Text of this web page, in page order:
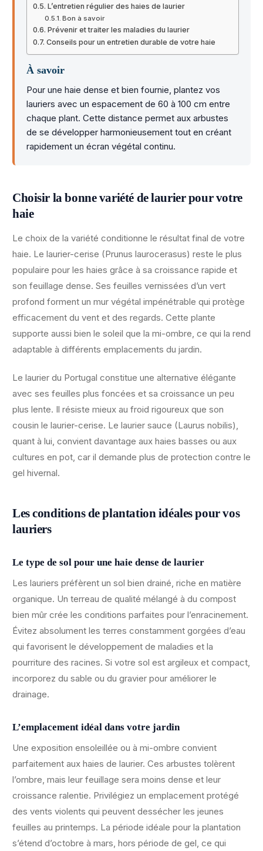
L’entretien régulier des haies de laurier
Bon à savoir
Prévenir et traiter les maladies du laurier
Conseils pour un entretien durable de votre haie
À savoir
Pour une haie dense et bien fournie, plantez vos
lauriers avec un espacement de 60 à 100 cm entre
chaque plant. Cette distance permet aux arbustes
de se développer harmonieusement tout en créant
rapidement un écran végétal continu.
Choisir la bonne variété de laurier pour votre
haie
Le choix de la variété conditionne le résultat final de votre
haie. Le laurier-cerise (Prunus laurocerasus) reste le plus
populaire pour les haies grâce à sa croissance rapide et
son feuillage dense. Ses feuilles vernissées d’un vert
profond forment un mur végétal impénétrable qui protège
efficacement du vent et des regards. Cette plante
supporte aussi bien le soleil que la mi-ombre, ce qui la rend
adaptable à différents emplacements du jardin.
Le laurier du Portugal constitue une alternative élégante
avec ses feuilles plus foncées et sa croissance un peu
plus lente. Il résiste mieux au froid rigoureux que son
cousin le laurier-cerise. Le laurier sauce (Laurus nobilis),
quant à lui, convient davantage aux haies basses ou aux
cultures en pot, car il demande plus de protection contre le
gel hivernal.
Les conditions de plantation idéales pour vos
lauriers
Le type de sol pour une haie dense de laurier
Les lauriers préfèrent un sol bien drainé, riche en matière
organique. Un terreau de qualité mélangé à du compost
bien mûr crée les conditions parfaites pour l’enracinement.
Évitez absolument les terres constamment gorgées d’eau
qui favorisent le développement de maladies et la
pourriture des racines. Si votre sol est argileux et compact,
incorporez du sable ou du gravier pour améliorer le
drainage.
L’emplacement idéal dans votre jardin
Une exposition ensoleillée ou à mi-ombre convient
parfaitement aux haies de laurier. Ces arbustes tolèrent
l’ombre, mais leur feuillage sera moins dense et leur
croissance ralentie. Privilégiez un emplacement protégé
des vents violents qui peuvent dessécher les jeunes
feuilles au printemps. La période idéale pour la plantation
s’étend d’octobre à mars, hors période de gel, ce qui